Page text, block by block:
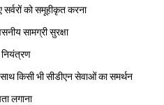
को समूहीकृत करना
सामग्री सुरक्षा
नियंत्रण
किसी भी सीडीएन सेवाओं का समर्थन
लगाना